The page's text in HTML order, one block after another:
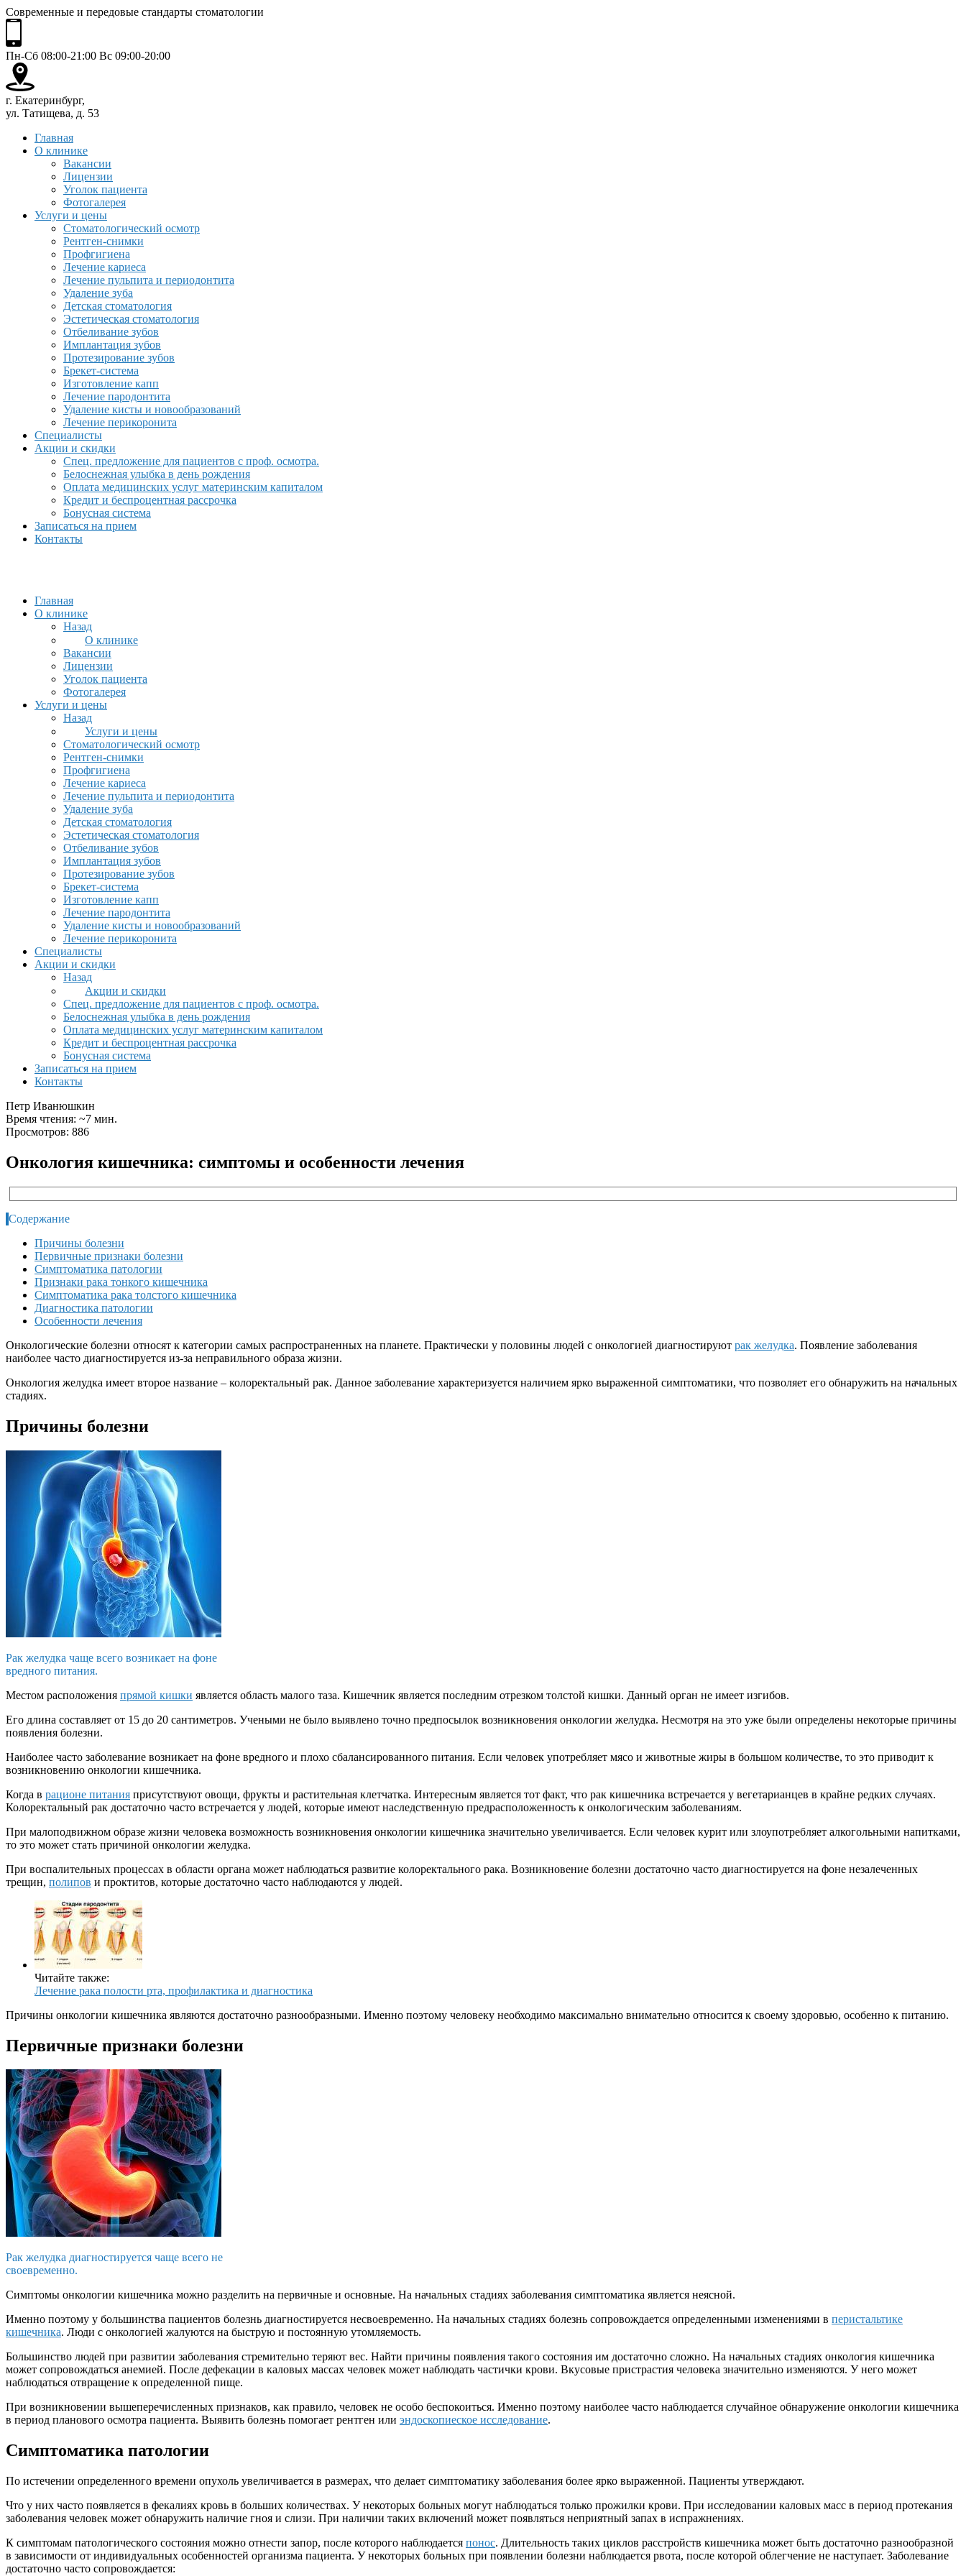
Современные и передовые стандарты стоматологии
Пн-Сб 08:00-21:00 Вс 09:00-20:00
г. Екатеринбург,
ул. Татищева, д. 53
Главная
О клинике
Вакансии
Лицензии
Уголок пациента
Фотогалерея
Услуги и цены
Стоматологический осмотр
Рентген-снимки
Профгигиена
Лечение кариеса
Лечение пульпита и периодонтита
Удаление зуба
Детская стоматология
Эстетическая стоматология
Отбеливание зубов
Имплантация зубов
Протезирование зубов
Брекет-система
Изготовление капп
Лечение пародонтита
Удаление кисты и новообразований
Лечение перикоронита
Специалисты
Акции и скидки
Спец. предложение для пациентов с проф. осмотра.
Белоснежная улыбка в день рождения
Оплата медицинских услуг материнским капиталом
Кредит и беспроцентная рассрочка
Бонусная система
Записаться на прием
Контакты
Главная
О клинике
Назад
О клинике
Вакансии
Лицензии
Уголок пациента
Фотогалерея
Услуги и цены
Назад
Услуги и цены
Стоматологический осмотр
Рентген-снимки
Профгигиена
Лечение кариеса
Лечение пульпита и периодонтита
Удаление зуба
Детская стоматология
Эстетическая стоматология
Отбеливание зубов
Имплантация зубов
Протезирование зубов
Брекет-система
Изготовление капп
Лечение пародонтита
Удаление кисты и новообразований
Лечение перикоронита
Специалисты
Акции и скидки
Назад
Акции и скидки
Спец. предложение для пациентов с проф. осмотра.
Белоснежная улыбка в день рождения
Оплата медицинских услуг материнским капиталом
Кредит и беспроцентная рассрочка
Бонусная система
Записаться на прием
Контакты
Петр Иванюшкин
Время чтения: ~7 мин.
Просмотров: 886
Онкология кишечника: симптомы и особенности лечения
Содержание
Причины болезни
Первичные признаки болезни
Симптоматика патологии
Признаки рака тонкого кишечника
Симптоматика рака толстого кишечника
Диагностика патологии
Особенности лечения
Онкологические болезни относят к категории самых распространенных на планете. Практически у половины людей с онкологией диагностируют рак желудка. Появление заболевания
наиболее часто диагностируется из-за неправильного образа жизни.
Онкология желудка имеет второе название – колоректальный рак. Данное заболевание характеризуется наличием ярко выраженной симптоматики, что позволяет его обнаружить на начальных
стадиях.
Причины болезни
Рак желудка чаще всего возникает на фоне
вредного питания.
Местом расположения прямой кишки является область малого таза. Кишечник является последним отрезком толстой кишки. Данный орган не имеет изгибов.
Его длина составляет от 15 до 20 сантиметров. Учеными не было выявлено точно предпосылок возникновения онкологии желудка. Несмотря на это уже были определены некоторые причины
появления болезни.
Наиболее часто заболевание возникает на фоне вредного и плохо сбалансированного питания. Если человек употребляет мясо и животные жиры в большом количестве, то это приводит к
возникновению онкологии кишечника.
Когда в рационе питания присутствуют овощи, фрукты и растительная клетчатка. Интересным является тот факт, что рак кишечника встречается у вегетарианцев в крайне редких случаях.
Колоректальный рак достаточно часто встречается у людей, которые имеют наследственную предрасположенность к онкологическим заболеваниям.
При малоподвижном образе жизни человека возможность возникновения онкологии кишечника значительно увеличивается. Если человек курит или злоупотребляет алкогольными напитками,
то это может стать причиной онкологии желудка.
При воспалительных процессах в области органа может наблюдаться развитие колоректального рака. Возникновение болезни достаточно часто диагностируется на фоне незалеченных
трещин, полипов и проктитов, которые достаточно часто наблюдаются у людей.
Читайте также:
Лечение рака полости рта, профилактика и диагностика
Причины онкологии кишечника являются достаточно разнообразными. Именно поэтому человеку необходимо максимально внимательно относится к своему здоровью, особенно к питанию.
Первичные признаки болезни
Рак желудка диагностируется чаще всего не
своевременно.
Симптомы онкологии кишечника можно разделить на первичные и основные. На начальных стадиях заболевания симптоматика является неясной.
Именно поэтому у большинства пациентов болезнь диагностируется несвоевременно. На начальных стадиях болезнь сопровождается определенными изменениями в перистальтике
кишечника. Люди с онкологией жалуются на быструю и постоянную утомляемость.
Большинство людей при развитии заболевания стремительно теряют вес. Найти причины появления такого состояния им достаточно сложно. На начальных стадиях онкология кишечника
может сопровождаться анемией. После дефекации в каловых массах человек может наблюдать частички крови. Вкусовые пристрастия человека значительно изменяются. У него может
наблюдаться отвращение к определенной пище.
При возникновении вышеперечисленных признаков, как правило, человек не особо беспокоиться. Именно поэтому наиболее часто наблюдается случайное обнаружение онкологии кишечника
в период планового осмотра пациента. Выявить болезнь помогает рентген или эндоскопиеское исследование.
Симптоматика патологии
По истечении определенного времени опухоль увеличивается в размерах, что делает симптоматику заболевания более ярко выраженной. Пациенты утверждают.
Что у них часто появляется в фекалиях кровь в больших количествах. У некоторых больных могут наблюдаться только прожилки крови. При исследовании каловых масс в период протекания
заболевания человек может обнаружить наличие гноя и слизи. При наличии таких включений может появляться неприятный запах в испражнениях.
К симптомам патологического состояния можно отнести запор, после которого наблюдается понос. Длительность таких циклов расстройств кишечника может быть достаточно разнообразной
в зависимости от индивидуальных особенностей организма пациента. У некоторых больных при появлении болезни наблюдается рвота, после которой облегчение не наступает. Заболевание
достаточно часто сопровождается: